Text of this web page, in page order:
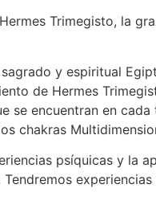
Trimegisto, la
y espiritual
de Hermes
se encuentran en
chakras
psíquicas y la